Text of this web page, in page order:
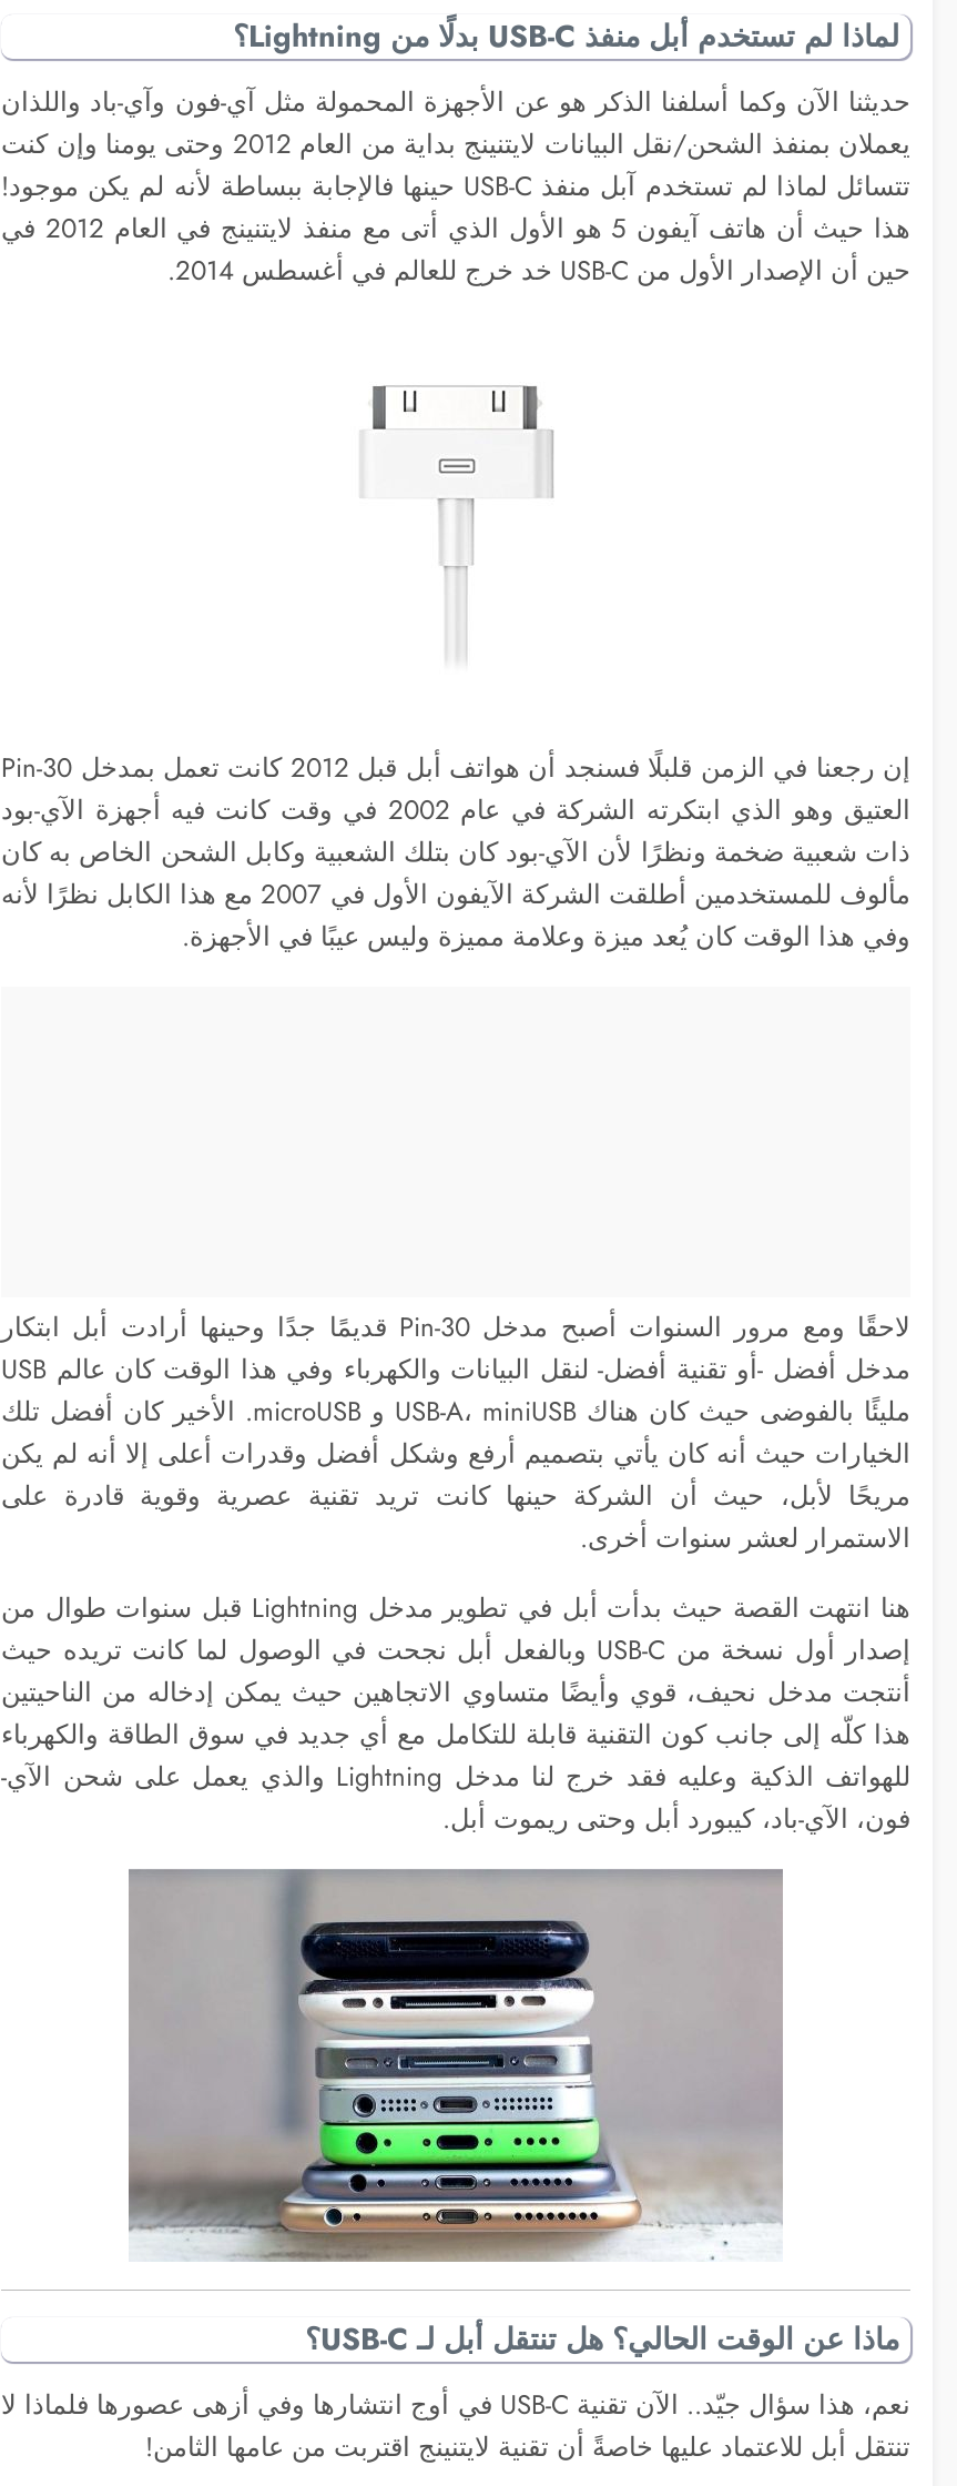
لماذا لم تستخدم أبل منفذ USB-C بدلًا من Lightning؟
حديثنا الآن وكما أسلفنا الذكر هو عن الأجهزة المحمولة مثل آي-فون وآي-باد واللذان
يعملان بمنفذ الشحن/نقل البيانات لايتنينج بداية من العام 2012 وحتى يومنا وإن كنت
تتسائل لماذا لم تستخدم آبل منفذ USB-C حينها فالإجابة ببساطة لأنه لم يكن موجود!
هذا حيث أن هاتف آيفون 5 هو الأول الذي أتى مع منفذ لايتنينج في العام 2012 في
حين أن الإصدار الأول من USB-C خد خرج للعالم في أغسطس 2014.
إن رجعنا في الزمن قلبلًا فسنجد أن هواتف أبل قبل 2012 كانت تعمل بمدخل 30-Pin
العتيق وهو الذي ابتكرته الشركة في عام 2002 في وقت كانت فيه أجهزة الآي-بود
ذات شعبية ضخمة ونظرًا لأن الآي-بود كان بتلك الشعبية وكابل الشحن الخاص به كان
مألوف للمستخدمين أطلقت الشركة الآيفون الأول في 2007 مع هذا الكابل نظرًا لأنه
وفي هذا الوقت كان يُعد ميزة وعلامة مميزة وليس عيبًا في الأجهزة.
لاحقًا ومع مرور السنوات أصبح مدخل 30-Pin قديمًا جدًا وحينها أرادت أبل ابتكار
مدخل أفضل -أو تقنية أفضل- لنقل البيانات والكهرباء وفي هذا الوقت كان عالم USB
مليئًا بالفوضى حيث كان هناك USB-A، miniUSB و microUSB. الأخير كان أفضل تلك
الخيارات حيث أنه كان يأتي بتصميم أرفع وشكل أفضل وقدرات أعلى إلا أنه لم يكن
مريحًا لأبل، حيث أن الشركة حينها كانت تريد تقنية عصرية وقوية قادرة على
الاستمرار لعشر سنوات أخرى.
هنا انتهت القصة حيث بدأت أبل في تطوير مدخل Lightning قبل سنوات طوال من
إصدار أول نسخة من USB-C وبالفعل أبل نجحت في الوصول لما كانت تريده حيث
أنتجت مدخل نحيف، قوي وأيضًا متساوي الاتجاهين حيث يمكن إدخاله من الناحيتين
هذا كلّه إلى جانب كون التقنية قابلة للتكامل مع أي جديد في سوق الطاقة والكهرباء
للهواتف الذكية وعليه فقد خرج لنا مدخل Lightning والذي يعمل على شحن الآي-
فون، الآي-باد، كيبورد أبل وحتى ريموت أبل.
ماذا عن الوقت الحالي؟ هل تنتقل أبل لـ USB-C؟
نعم، هذا سؤال جيّد.. الآن تقنية USB-C في أوج انتشارها وفي أزهى عصورها فلماذا لا
تنتقل أبل للاعتماد عليها خاصةً أن تقنية لايتنينج اقتربت من عامها الثامن!